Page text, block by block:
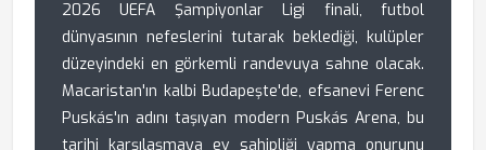
2026 UEFA Şampiyonlar Ligi finali, futbol
dünyasının nefeslerini tutarak beklediği, kulüpler
düzeyindeki en görkemli randevuya sahne olacak.
Macaristan'ın kalbi Budapeşte'de, efsanevi Ferenc
Puskás'ın adını taşıyan modern Puskás Arena, bu
tarihi karşılaşmaya ev sahipliği yapma onurunu